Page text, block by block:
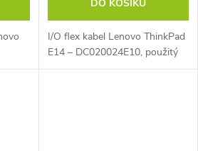
DO KOŠÍKU
I/O flex kabel Lenovo ThinkPad
E14 – DC020024E10, použitý